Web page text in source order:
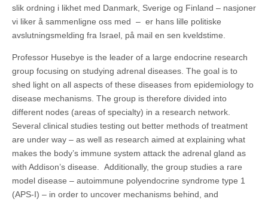
slik ordning i likhet med Danmark, Sverige og Finland – nasjoner
vi liker å sammenligne oss med – er hans lille politiske
avslutningsmelding fra Israel, på mail en sen kveldstime.
Professor Husebye is the leader of a large endocrine research
group focusing on studying adrenal diseases. The goal is to
shed light on all aspects of these diseases from epidemiology to
disease mechanisms. The group is therefore divided into
different nodes (areas of specialty) in a research network.
Several clinical studies testing out better methods of treatment
are under way – as well as research aimed at explaining what
makes the body’s immune system attack the adrenal gland as
with Addison’s disease. Additionally, the group studies a rare
model disease – autoimmune polyendocrine syndrome type 1
(APS-I) – in order to uncover mechanisms behind, and